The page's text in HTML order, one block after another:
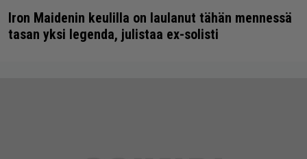
Iron Maidenin keulilla on laulanut tähän mennessä
tasan yksi legenda, julistaa ex-solisti